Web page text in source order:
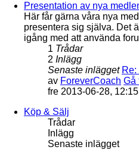
Presentation av nya
Här får gärna våra nya
presentera sig själva. Det
igång med att använda
1 Trådar
2 Inlägg
Senaste inlägget
av ForeverCoach Gå
fre 2013-06-28, 12:15
Köp & Sälj
Trådar
Inlägg
Senaste inlägget